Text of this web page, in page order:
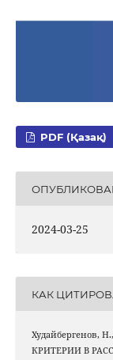
PDF (Қазақ)
2024-03-25
КАК
Худайбергенов,
КРИТЕРИИ В